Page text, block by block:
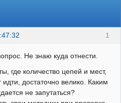
1
Не знаю куда отнести.
где количество цепей и мест,
идти, достаточно велико. Каким
не запутаться?